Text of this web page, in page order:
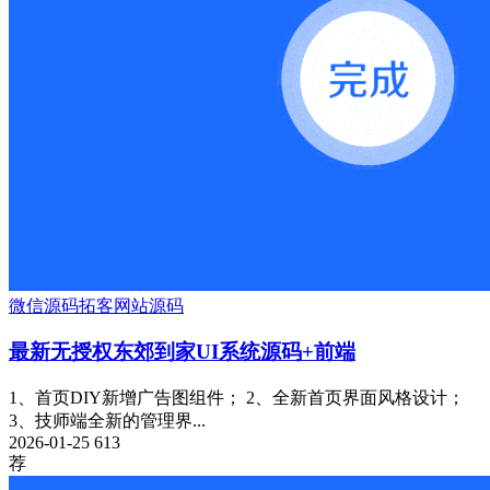
微信源码拓客网站源码
最新无授权东郊到家UI系统源码+前端
1、首页DIY新增广告图组件； 2、全新首页界面风格设计；
3、技师端全新的管理界...
2026-01-25 613
荐